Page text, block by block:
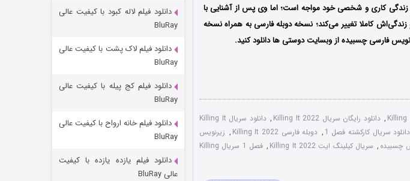
کاری و شخصی خود مواجه است؛ اما وی پس از آشنایی با
کاملا تغییر می‌کند؛ نسخه دوبله فارسی به همراه نسخه
فارسی چسبیده از وبسایت دوستی ها دانلود کنید.
, دانلود رایگان سریال Killing It 2022 ,
دانلود سریال Killing It
دانلود سریال کارکشته فصل 1 , دوبله فارسی Killing It 2022 , زیرنویس
, سریال کیلینگ ایت Killing It 2022 ,
فصل 1 سریال Killing
خاندان اژدها فصل ۳
دانلود فیلم لاله کبود با کیفیت عالی
BluRay
دانلود فیلم لاک پشت با کیفیت عالی
BluRay
دانلود فیلم کج‌ پیله با کیفیت عالی
BluRay
دانلود فیلم خانه ارواح با کیفیت عالی
BluRay
دانلود فیلم یازده یازده با کیفیت
عالی BluRay